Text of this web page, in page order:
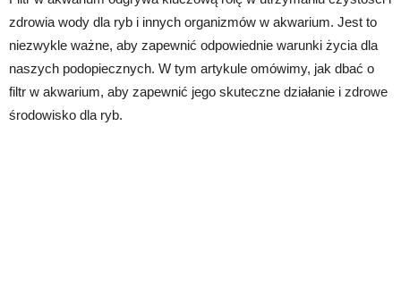
zdrowia wody dla ryb i innych organizmów w akwarium. Jest to
niezwykle ważne, aby zapewnić odpowiednie warunki życia dla
naszych podopiecznych. W tym artykule omówimy, jak dbać o
filtr w akwarium, aby zapewnić jego skuteczne działanie i zdrowe
środowisko dla ryb.